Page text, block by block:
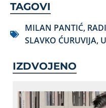
TAGOVI
MILAN PANTIĆ,
SLAVKO ĆURUVIJA,
IZDVOJENO